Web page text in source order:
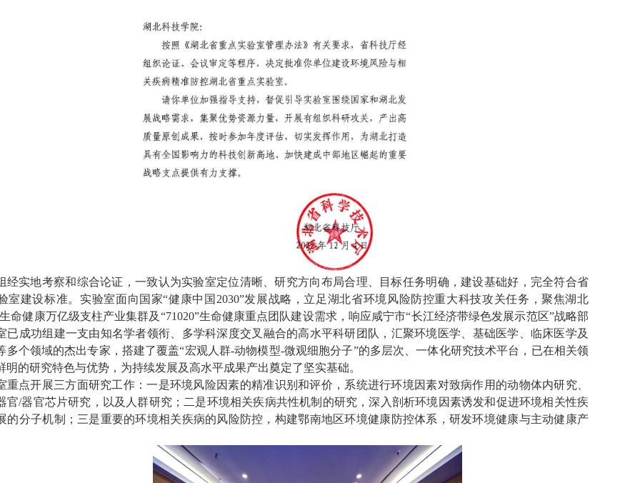
经实地考察和综合论证，一致认为实验室定位清晰、研究方向布局合理、目标任务明确，建设基础好，完全符合省
室建设标准。实验室面向 国家“健康中国2030”发展战略 ，立足湖北省环境风险防控重大科技攻关任务，聚焦湖北
命健康万亿级支柱产业集群及“71020”生命健康重点团队建设需求，响应咸宁市“长江经济带绿色发展示范区”战略部
已成功组建一支由知名学者领衔、多学科深度交叉融合的高水平科研团队，汇聚环境医学、基础医学、临床医学及
多个领域的杰出专家，搭建了覆盖“宏观人群-动物模型-微观细胞分子”的多层次、一体化研究技术平台，已在相关领
明的研究特色与优势，为持续发展及高水平成果产出奠定了坚实基础。
重点开展三方面研究工作：一是环境风险因素的精准识别和评价，系统进行环境因素对致病作用的动物体内研究、
官/器官芯片研究，以及人群研究；二是环境相关疾病共性机制的研究，深入剖析环境因素诱发和促进环境相关性疾
的分子机制；三是重要的环境相关疾病的风险防控，构建鄂南地区环境健康防控体系，研发环境健康与主动健康产